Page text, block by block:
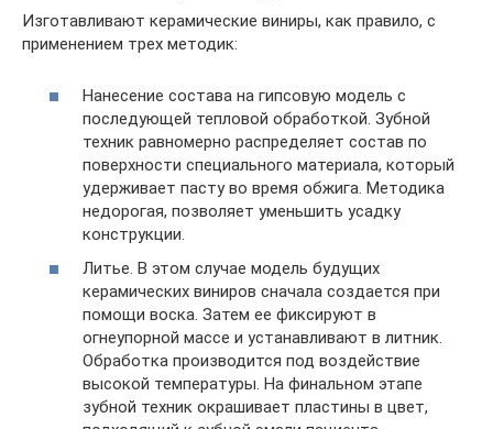
Изготавливают керамические виниры, как правило, с
применением трех методик:
Нанесение состава на гипсовую модель с
последующей тепловой обработкой. Зубной
техник равномерно распределяет состав по
поверхности специального материала, который
удерживает пасту во время обжига. Методика
недорогая, позволяет уменьшить усадку
конструкции.
Литье. В этом случае модель будущих
керамических виниров сначала создается при
помощи воска. Затем ее фиксируют в
огнеупорной массе и устанавливают в литник.
Обработка производится под воздействие
высокой температуры. На финальном этапе
зубной техник окрашивает пластины в цвет,